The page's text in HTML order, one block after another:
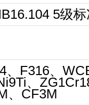
5级
、F316、
、
、CF3M